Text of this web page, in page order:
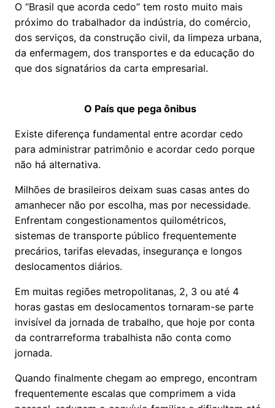
O “Brasil que acorda cedo” tem rosto muito mais
próximo do trabalhador da indústria, do comércio,
dos serviços, da construção civil, da limpeza urbana,
da enfermagem, dos transportes e da educação do
que dos signatários da carta empresarial.
O País que pega ônibus
Existe diferença fundamental entre acordar cedo
para administrar patrimônio e acordar cedo porque
não há alternativa.
Milhões de brasileiros deixam suas casas antes do
amanhecer não por escolha, mas por necessidade.
Enfrentam congestionamentos quilométricos,
sistemas de transporte público frequentemente
precários, tarifas elevadas, insegurança e longos
deslocamentos diários.
Em muitas regiões metropolitanas, 2, 3 ou até 4
horas gastas em deslocamentos tornaram-se parte
invisível da jornada de trabalho, que hoje por conta
da contrarreforma trabalhista não conta como
jornada.
Quando finalmente chegam ao emprego, encontram
frequentemente escalas que comprimem a vida